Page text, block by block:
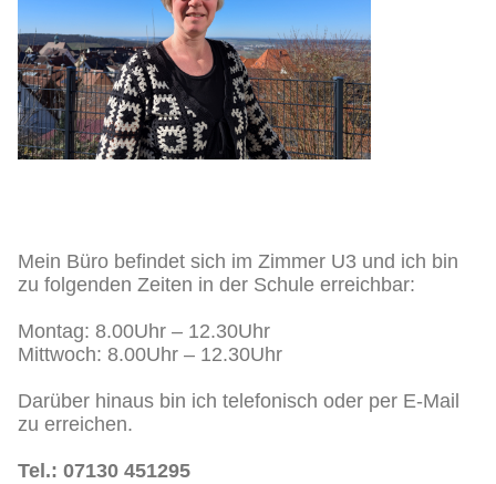
Mein Büro befindet sich im Zimmer U3 und ich bin
zu folgenden Zeiten in der Schule erreichbar:
Montag: 8.00Uhr – 12.30Uhr
Mittwoch: 8.00Uhr – 12.30Uhr
Darüber hinaus bin ich telefonisch oder per E-Mail
zu erreichen.
Tel.: 07130 451295